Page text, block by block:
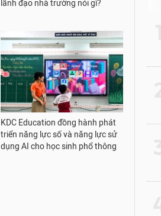
lãnh đạo nhà trường nói gì?
KDC Education đồng hành phát
triển năng lực số và năng lực sử
dụng AI cho học sinh phổ thông